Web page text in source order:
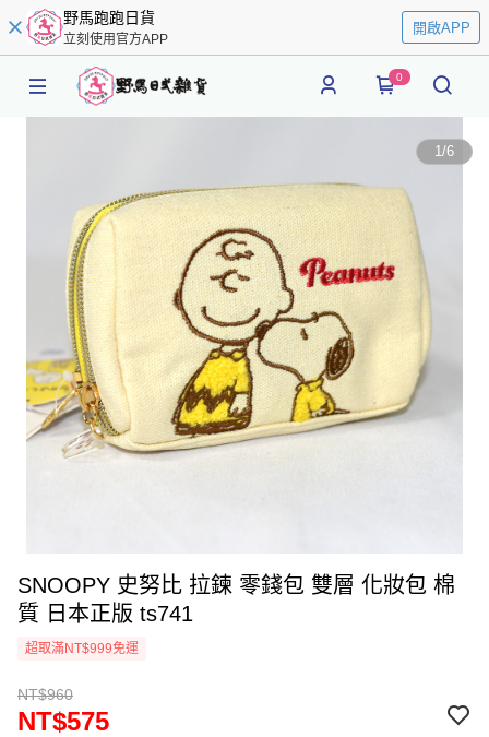
野馬跑跑日貨
立刻使用官方APP
開啟APP
0
1/6
SNOOPY 史努比 拉鍊 零錢包 雙層 化妝包 棉
質 日本正版 ts741
超取滿NT$999免運
NT$960
NT$575